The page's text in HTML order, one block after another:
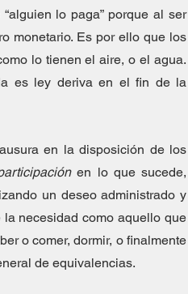
abundancia. De esta trama se desprende que nada es ya gratis. Todo “alguien lo paga” porque al ser
monetario. Es por ello que los
lo tienen el aire, o el agua.
es ley deriva en el fin de la
en la disposición de los
en lo que sucede,
un deseo administrado y
necesidad como aquello que
o comer, dormir, o finalmente
de equivalencias.